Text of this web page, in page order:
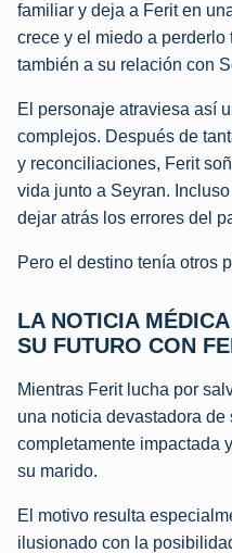
familiar y deja a Ferit en
crece y el miedo a
también a su relación con
El personaje atraviesa así
complejos. Después de
y reconciliaciones, Ferit
vida junto a Seyran.
dejar atrás los errores del
Pero el destino tenía otros
LA NOTICIA
SU FUTURO CON
Mientras Ferit lucha por
una noticia devastadora
completamente impactada
su marido.
El motivo resulta
ilusionado con la